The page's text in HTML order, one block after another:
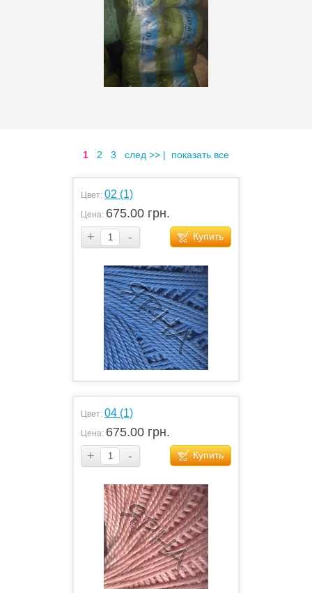
1 2 3 след >> | показать все
Цвет: 02 (1)
Цена: 675.00 грн.
+
- Купить
Цвет: 04 (1)
Цена: 675.00 грн.
+
- Купить